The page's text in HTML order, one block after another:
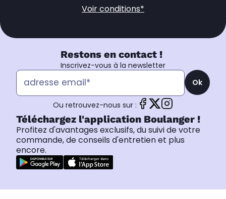
Voir conditions*
Restons en contact !
Inscrivez-vous à la newsletter
Ok
Ou retrouvez-nous sur :
Téléchargez l'application Boulanger !
Profitez d'avantages exclusifs, du suivi de votre
commande, de conseils d'entretien et plus
encore.